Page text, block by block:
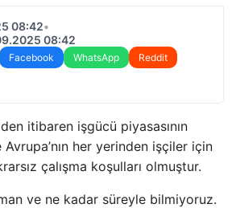
08:42•
08:42
Facebook WhatsApp
Reddit
itibaren işgücü piyasasının
her yerinden işçiler için
çalışma koşulları olmuştur.
ve ne kadar süreyle bilmiyoruz.